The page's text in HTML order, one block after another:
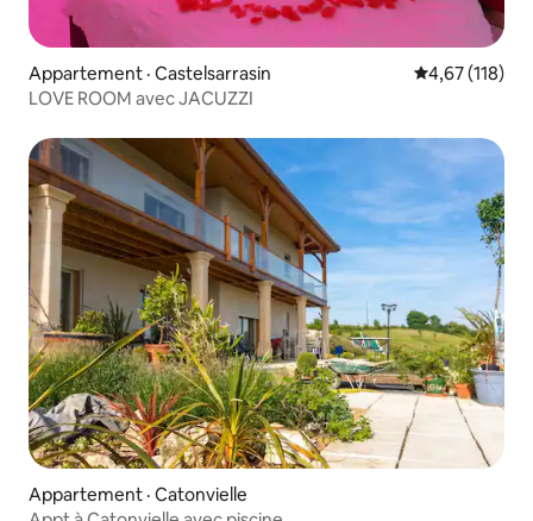
Appartement · Castelsarrasin Note
4,67 (118)
LOVE ROOM avec JACUZZI
Appartement · Catonvielle